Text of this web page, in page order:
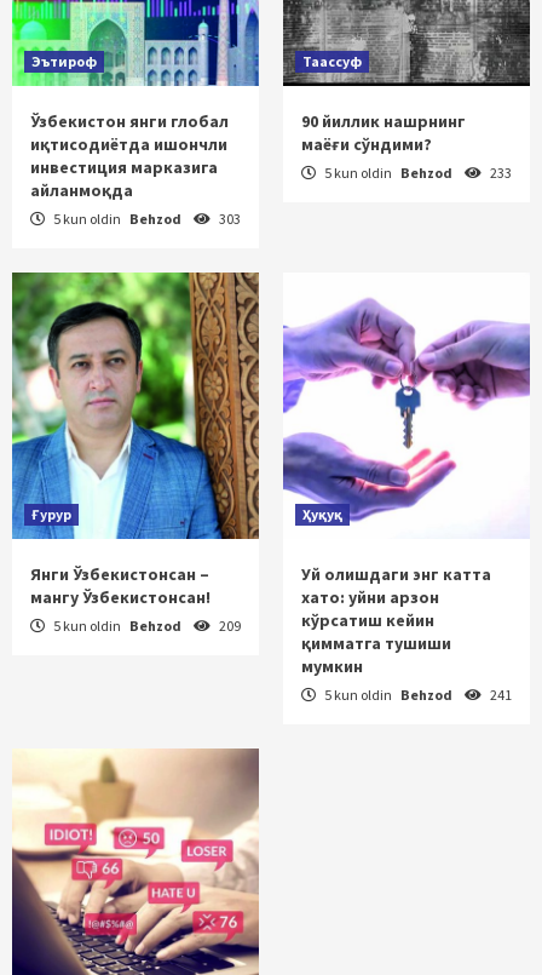
Эътироф
Ўзбекистон янги глобал
иқтисодиётда ишончли
инвестиция марказига
айланмоқда
5 kun oldin Behzod 303
Таассуф
90 йиллик нашрнинг
маёғи сўндими?
5 kun oldin Behzod 233
Ғурур
Янги Ўзбекистонсан –
мангу Ўзбекистонсан!
5 kun oldin Behzod 209
Ҳуқуқ
Уй олишдаги энг катта
хато: уйни арзон
кўрсатиш кейин
қимматга тушиши
мумкин
5 kun oldin Behzod 241